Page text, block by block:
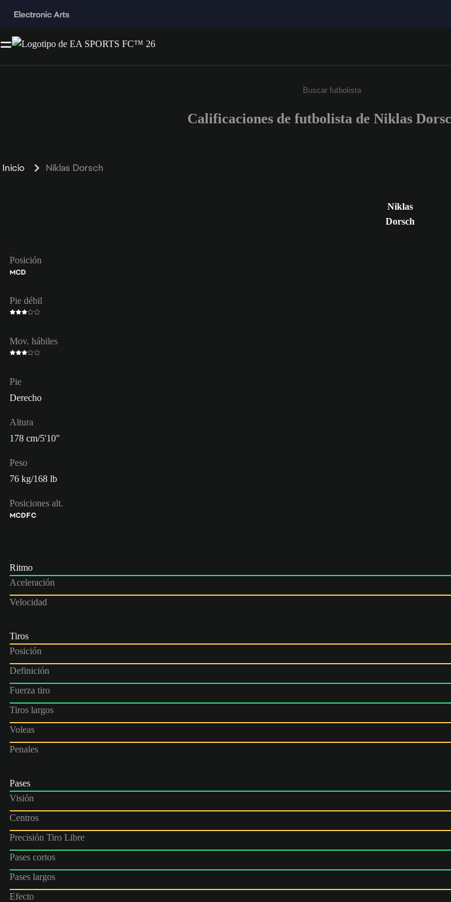
Ingresa un mínimo de 3 caracteres
Calificaciones de futbolista de Niklas
Inicio Niklas Dorsch
Niklas
Dorsch
Posición
MCD
Pie débil
Mov. hábiles
Pie
Derecho
Altura
178 cm/5'10"
Peso
76 kg/168 lb
Posiciones alt.
MCDFC
Ritmo
Aceleración
Velocidad
Tiros
Posición
Definición
Fuerza tiro
Tiros largos
Voleas
Penales
Pases
Visión
Centros
Precisión Tiro Libre
Pases cortos
Pases largos
Efecto